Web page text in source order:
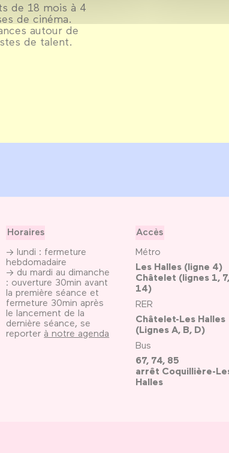
de 18 mois à 4
de cinéma.
autour de
de talent.
Horaires
→ lundi : fermeture
hebdomadaire
→ du mardi au dimanche
: ouverture 30min avant
la première séance et
fermeture 30min après
le lancement de la
dernière séance, se
reporter à notre agenda
Accès
Métro
Les Halles (ligne 4)
Châtelet (lignes 1, 7,
14)
RER
Châtelet-Les Halles
(Lignes A, B, D)
Bus
67, 74, 85
arrêt Coquillière-
Halles